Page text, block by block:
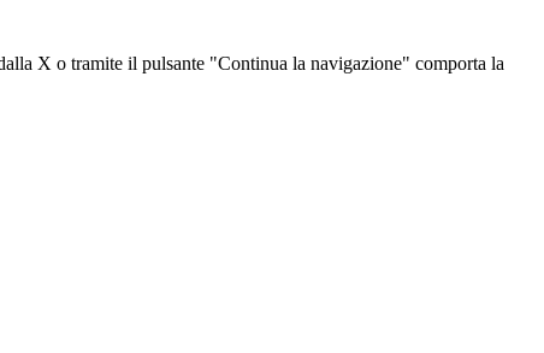
X o tramite il pulsante "Continua la navigazione" comporta la